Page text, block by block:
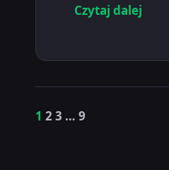
Czytaj dalej
1 23 … 9